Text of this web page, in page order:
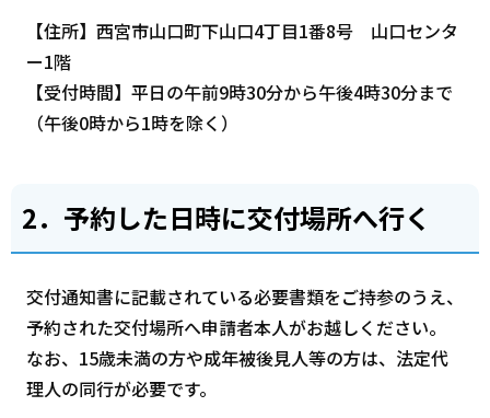
【住所】西宮市山口町下山口4丁目1番8号 山口センタ
ー1階
【受付時間】平日の午前9時30分から午後4時30分まで
（午後0時から1時を除く）
2．予約した日時に交付場所へ行く
交付通知書に記載されている必要書類をご持参のうえ、
予約された交付場所へ申請者本人がお越しください。
なお、15歳未満の方や成年被後見人等の方は、法定代
理人の同行が必要です。